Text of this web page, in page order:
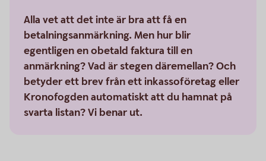
Alla vet att det inte är bra att få en
betalningsanmärkning. Men hur blir
egentligen en obetald faktura till en
anmärkning? Vad är stegen däremellan? Och
betyder ett brev från ett inkassoföretag eller
Kronofogden automatiskt att du hamnat på
svarta listan? Vi benar ut.